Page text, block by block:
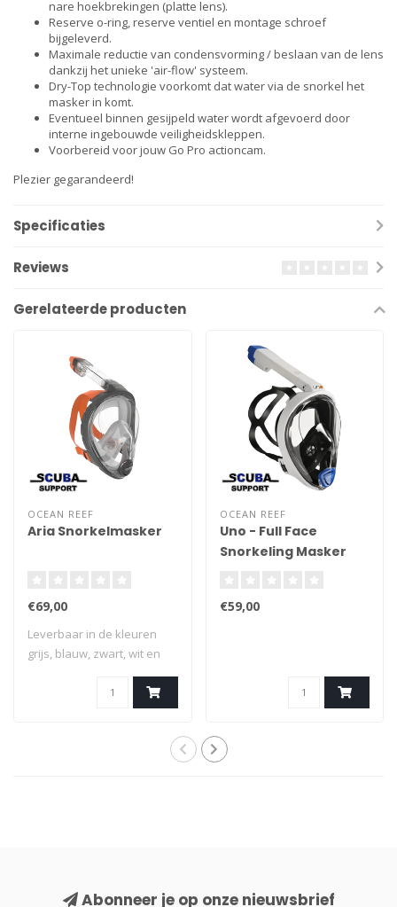
nare hoekbrekingen (platte lens).
Reserve o-ring, reserve ventiel en montage schroef
bijgeleverd.
Maximale reductie van condensvorming / beslaan van de lens
dankzij het unieke 'air-flow' systeem.
Dry-Top technologie voorkomt dat water via de snorkel het
masker in komt.
Eventueel binnen gesijpeld water wordt afgevoerd door
interne ingebouwde veiligheidskleppen.
Voorbereid voor jouw Go Pro actioncam.
Plezier gegarandeerd!
Specificaties
Reviews
Gerelateerde producten
OCEAN REEF
Aria Snorkelmasker
€69,00
Leverbaar in de kleuren
grijs, blauw, zwart, wit en
OCEAN REEF
Uno - Full Face
Snorkeling Masker
€59,00
Abonneer je op onze nieuwsbrief